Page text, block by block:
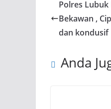
Polres Lubuk
Bekawan ,
dan kondusif
Anda